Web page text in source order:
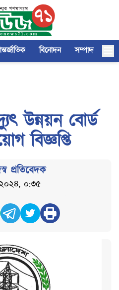
বিনোদন সম্পাদকীয়
উন্নয়ন বোর্ড
বিজ্ঞপ্তি
প্রতিবেদক
০:৩৫